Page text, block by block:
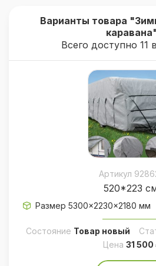
механических
птичьего помета,
(окон) и
дождей (коррозии
деталей кузова).
Варианты товара
Всего доступно 11
Артикул
520*223
Размер 5300×2230×2180 мм
Состояние Товар новый
Цена 31 500